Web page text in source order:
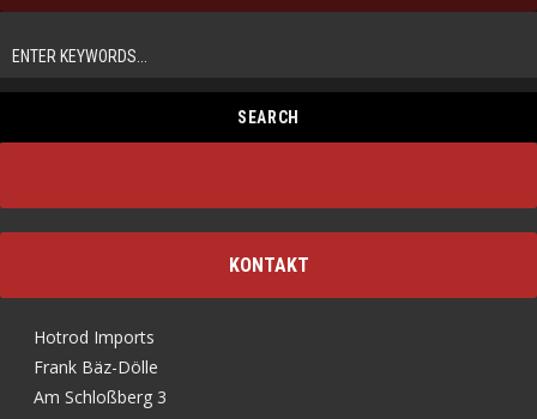
KONTAKT
Hotrod Imports
Frank Bäz-Dölle
Am Schloßberg 3